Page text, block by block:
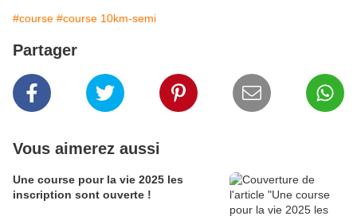
#course #course 10km-semi
Partager
Vous aimerez aussi
Une course pour la vie 2025 les
inscription sont ouverte !